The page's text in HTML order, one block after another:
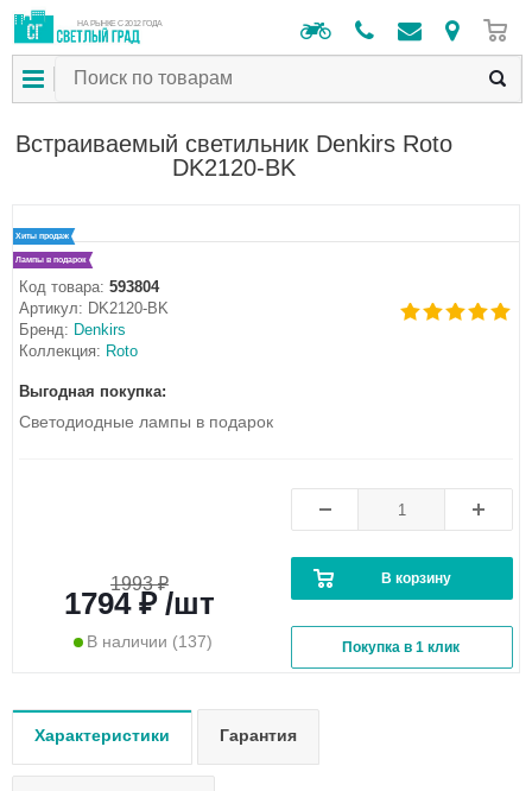
НА РЫНКЕ С 2012 ГОДА
Встраиваемый светильник Denkirs Roto
DK2120-BK
Хиты продаж
Лампы в подарок
Код товара: 593804
Артикул: DK2120-BK
Бренд: Denkirs
Коллекция: Roto
Выгодная покупка:
Светодиодные лампы в подарок
1993 ₽
1794 ₽ /шт
В наличии (137)
В корзину
Покупка в 1 клик
Характеристики Гарантия